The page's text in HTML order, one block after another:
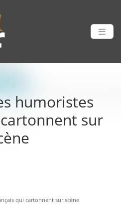
humoristes
sur
qui cartonnent sur scène